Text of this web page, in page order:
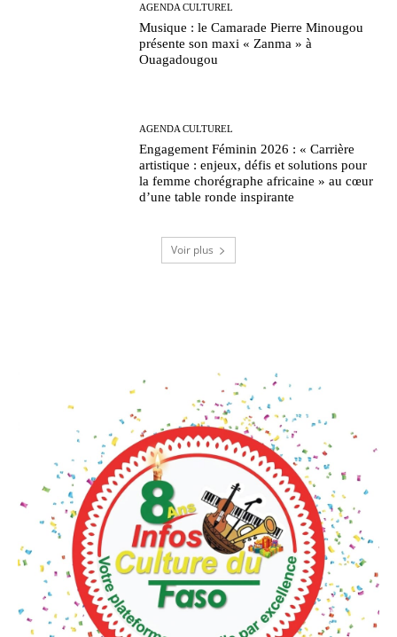
AGENDA CULTUREL
Musique : le Camarade Pierre Minougou
présente son maxi « Zanma » à
Ouagadougou
AGENDA CULTUREL
Engagement Féminin 2026 : « Carrière
artistique : enjeux, défis et solutions pour
la femme chorégraphe africaine » au cœur
d’une table ronde inspirante
Voir plus